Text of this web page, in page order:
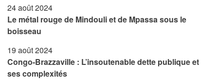
24 août 2024
Le métal rouge de Mindouli et de Mpassa sous le
boisseau
19 août 2024
Congo-Brazzaville : L’insoutenable dette publique et
ses complexités